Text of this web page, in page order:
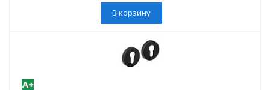
В корзину